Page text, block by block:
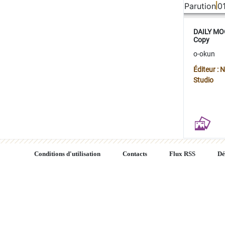
Parution
DAILY
Copy
o-okun
Éditeur :
Studio
Conditions d'utilisation Contacts Flux RSS